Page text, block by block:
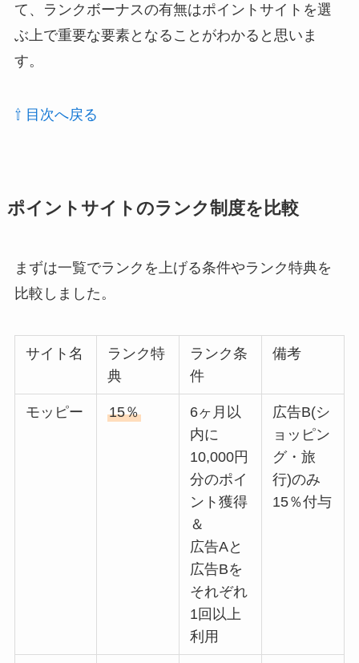
て、ランクボーナスの有無はポイントサイトを選
ぶ上で重要な要素となることがわかると思いま
す。
⇧ 目次へ戻る
ポイントサイトのランク制度を比較
まずは一覧でランクを上げる条件やランク特典を
比較しました。
サイト名
ランク特
典
ランク条
件
備考
モッピー 15％
6ヶ月以
内に
10,000円
分のポイ
ント獲得
＆
広告Aと
広告Bを
それぞれ
1回以上
利用
広告B(シ
ョッピン
グ・旅
行)のみ
15％付与